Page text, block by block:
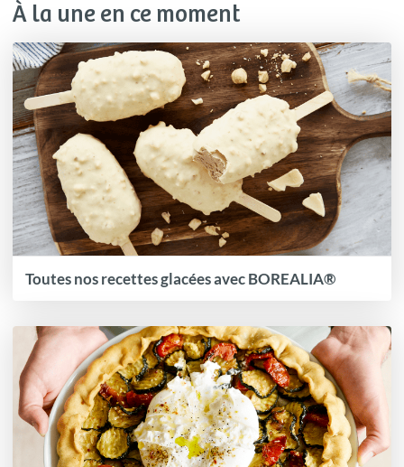
À la une en ce moment
Toutes nos recettes glacées avec BOREALIA®